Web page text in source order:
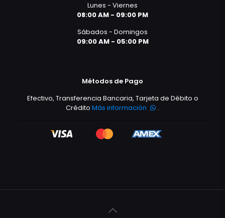
Lunes - Viernes
08:00 AM - 09:00 PM
Sábados - Domingos
09:00 AM - 05:00 PM
Métodos de Pago
Efectivo, Transferencia Bancaria, Tarjeta de Débito o
CréditoMás información .